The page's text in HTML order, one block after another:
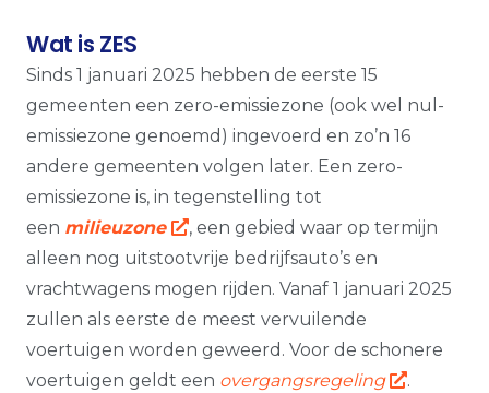
Wat is ZES
Sinds 1 januari 2025 hebben de eerste 15
gemeenten een zero-emissiezone (ook wel nul-
emissiezone genoemd) ingevoerd en zo’n 16
andere gemeenten volgen later. Een zero-
emissiezone is, in tegenstelling tot
een milieuzone
, een gebied waar op termijn
alleen nog uitstootvrije bedrijfsauto’s en
vrachtwagens mogen rijden. Vanaf 1 januari 2025
zullen als eerste de meest vervuilende
voertuigen worden geweerd. Voor de schonere
voertuigen geldt een overgangsregeling .